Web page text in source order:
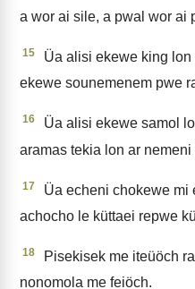
a wor ai sile, a pwal wor ai
15
Üa alisi ekewe king
ekewe sounemenem pwe
16
Üa alisi ekewe samol
aramas tekia lon ar nemeni
17
Üa echeni chokewe mi
achocho le küttaei repwe
18
Pisekisek me iteüöch
nonomola me feiöch.